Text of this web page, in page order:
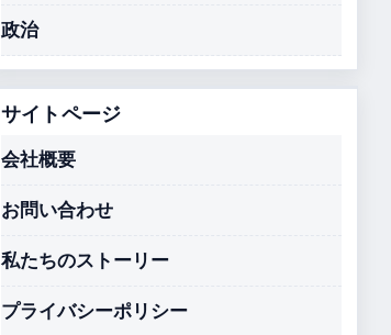
政治
サイトページ
会社概要
お問い合わせ
私たちのストーリー
プライバシーポリシー